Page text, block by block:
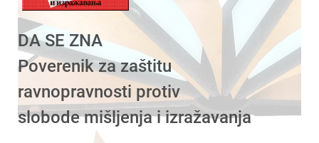
DA SE ZNA
Poverenik za zaštitu
ravnopravnosti protiv
slobode mišljenja i izražavanja